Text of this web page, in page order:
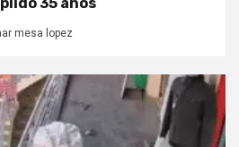
mesa lopez